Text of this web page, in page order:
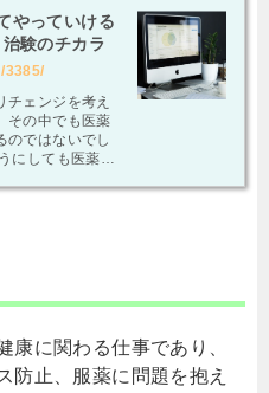
やっていける
験のチカラ
3385/
ェンジを考え
その中でも医薬
のではないでし
ですよね。 そ
康に関わる仕事であり、
防止、服薬に問題を抱え